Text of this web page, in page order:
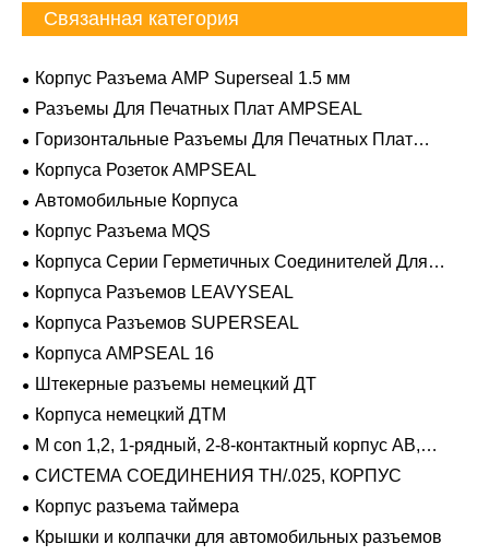
Связанная категория
Корпус Разъема AMP Superseal 1.5 мм
Разъемы Для Печатных Плат AMPSEAL
Горизонтальные Разъемы Для Печатных Плат
AMPSEAL
Корпуса Розеток AMPSEAL
Автомобильные Корпуса
Корпус Разъема MQS
Корпуса Серии Герметичных Соединителей Для
Тяжелых Условий Эксплуатации
Корпуса Разъемов LEAVYSEAL
Корпуса Разъемов SUPERSEAL
Корпуса AMPSEAL 16
Штекерные разъемы немецкий ДТ
Корпуса немецкий ДТМ
M con 1,2, 1-рядный, 2-8-контактный корпус AB,
герметичный
СИСТЕМА СОЕДИНЕНИЯ TH/.025, КОРПУС
Корпус разъема таймера
Крышки и колпачки для автомобильных разъемов